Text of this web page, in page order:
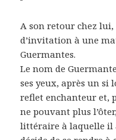
A son retour chez
d’invitation à une
Guermantes.
Le nom de
ses yeux, après un si
reflet enchanteur et,
ne pouvant plus
littéraire à laquelle il